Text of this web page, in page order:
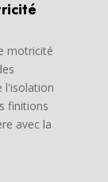
motricité
l'isolation
finitions
avec la